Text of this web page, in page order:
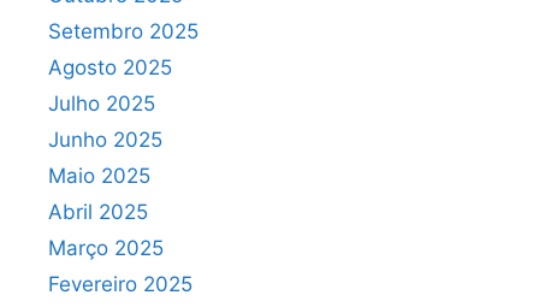
Setembro 2025
Agosto 2025
Julho 2025
Junho 2025
Maio 2025
Abril 2025
Março 2025
Fevereiro 2025